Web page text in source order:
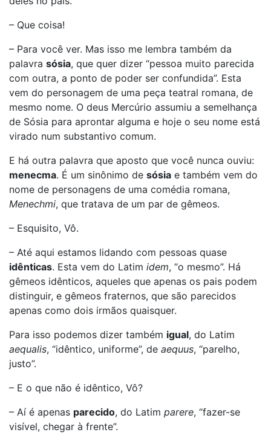
– Que coisa!
– Para você ver. Mas isso me lembra também da
palavra sósia, que quer dizer “pessoa muito parecida
com outra, a ponto de poder ser confundida”. Esta
vem do personagem de uma peça teatral romana, de
mesmo nome. O deus Mercúrio assumiu a semelhança
de Sósia para aprontar alguma e hoje o seu nome está
virado num substantivo comum.
E há outra palavra que aposto que você nunca ouviu:
menecma. É um sinônimo de sósia e também vem do
nome de personagens de uma comédia romana,
Menechmi, que tratava de um par de gêmeos.
– Esquisito, Vô.
– Até aqui estamos lidando com pessoas quase
idênticas. Esta vem do Latim idem, “o mesmo”. Há
gêmeos idênticos, aqueles que apenas os pais podem
distinguir, e gêmeos fraternos, que são parecidos
apenas como dois irmãos quaisquer.
Para isso podemos dizer também igual, do Latim
aequalis, “idêntico, uniforme”, de aequus, “parelho,
justo”.
– E o que não é idêntico, Vô?
– Aí é apenas parecido, do Latim parere, “fazer-se
visível, chegar à frente”.